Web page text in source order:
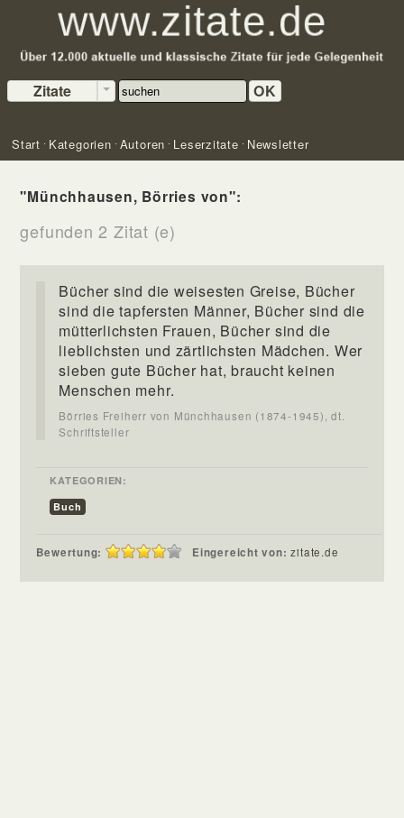
Zitate OK
Start Kategorien Autoren Leserzitate Newsletter
"Münchhausen, Börries von":
gefunden 2 Zitat (e)
Bücher sind die weisesten Greise, Bücher
sind die tapfersten Männer, Bücher sind die
mütterlichsten Frauen, Bücher sind die
lieblichsten und zärtlichsten Mädchen. Wer
sieben gute Bücher hat, braucht keinen
Menschen mehr.
Börries Freiherr von Münchhausen (1874-1945), dt.
Schriftsteller
KATEGORIEN:
Buch
Bewertung: Eingereicht von:zitate.de